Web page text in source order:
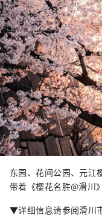
东园、花间公园、元
带着《樱花名胜@滑川
▼详细信息请参阅滑川